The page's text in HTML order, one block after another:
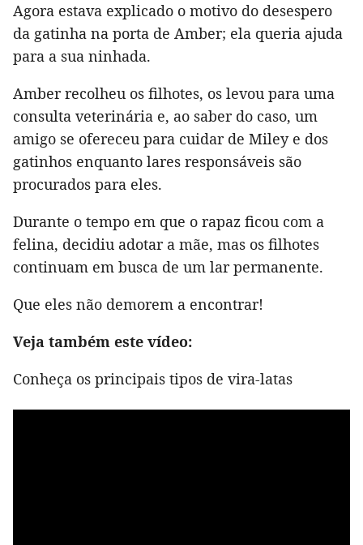
Agora estava explicado o motivo do desespero
da gatinha na porta de Amber; ela queria ajuda
para a sua ninhada.
Amber recolheu os filhotes, os levou para uma
consulta veterinária e, ao saber do caso, um
amigo se ofereceu para cuidar de Miley e dos
gatinhos enquanto lares responsáveis são
procurados para eles.
Durante o tempo em que o rapaz ficou com a
felina, decidiu adotar a mãe, mas os filhotes
continuam em busca de um lar permanente.
Que eles não demorem a encontrar!
Veja também este vídeo:
Conheça os principais tipos de vira-latas